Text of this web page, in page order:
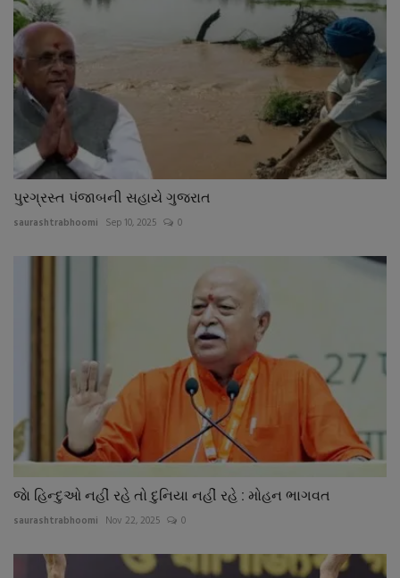
પુરગ્રસ્ત પંજાબની સહાયે ગુજરાત
saurashtrabhoomi Sep 10, 2025 0
જાે હિન્દુઓ નહીં રહે તો દુનિયા નહીં રહે : મોહન ભાગવત
saurashtrabhoomi Nov 22, 2025 0